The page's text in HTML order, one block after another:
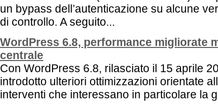
un bypass dell’autenticazione su alcune
di controllo. A seguito...
WordPress 6.8, performance migliorate
centrale
Con WordPress 6.8, rilasciato il 15 aprile
introdotto ulteriori ottimizzazioni orientate
interventi che interessano in particolare la